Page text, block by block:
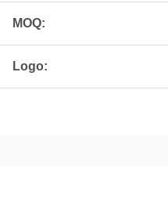
MOQ:
Logo: